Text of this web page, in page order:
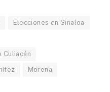
Elecciones en Sinaloa
Culiacán
Morena